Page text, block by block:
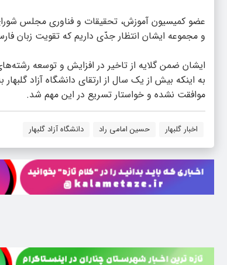
عضو کمیسیون آموزش، تحقیقات و فناوری مجلس
و مجموعه ایشان انتظار جدّی داریم که تقویت زبان
ایشان ضمن گلایه از تاخیر در افزایش و توسعه
به اینکه بیش از یک سال از ارتقای دانشگاه آزاد
موافقت نشده و خواستار تسریع در این مهم شد.
اخبار گلبهار حسین امامی راد دانشگاه آزاد گلبهار